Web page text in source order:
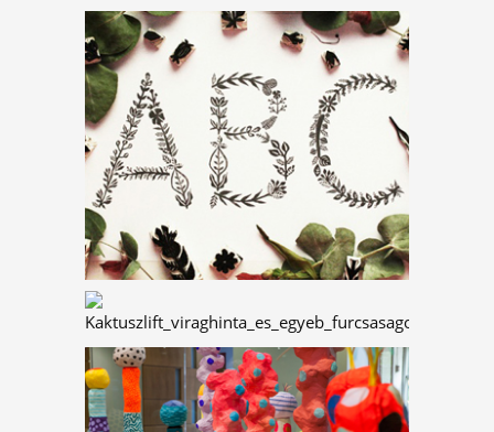
HARANGVIRÁG KREPP-
PAPÍRBÓL
VIRÁGZÓ
ÁLOMSZOBÁK
EGY CSOKOR
ILLUSZTRÁCIÓ